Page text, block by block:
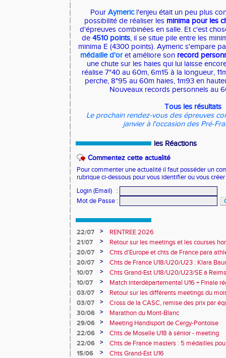
Pour Aymericl'enjeu était un peu plus
possibilité de réaliser les minima pour les
d'épreuves combinées en salle. Et c'est
de4510 points, il se situe pile entre les
minima E (4300 points). Aymeric s'empare
médaille d'or et améliore son record
une chute sur les haies qui lui laisse
réalise 7"40 au 60m, 6m15 à la longueur,
perche, 8"95 au 60m haies, 1m93 en
Nouveaux records personnels au
Tous les résultats
Le prochain rendez-vous des épreuves
janvier à l'occasion des Pré-
les Réactions
Commentez cette actualité
Pour commenter une actualité il faut posséder un
rubrique ci-dessous pour vous identifier ou vous
Login (Email)
:
Mot de Passe :
22/07 >
RENTREE 2026
21/07
>
Retour sur les meetings et les courses
20/07
>
Chts d'Europe et chts de France para
champion d'Europe et multiples
20/07 >
Chts de France U18/U20/U23 : Klara
10e
10/07 >
Chts Grand-Est U18/U20/U23/SE à
10/07
>
Match interdépartemental U16 + Finale
Obernai
03/07 >
Retour sur les différents meetings du
03/07
>
Cross de la CASC, remise des prix par
collèges
30/06 >
Marathon du Mont-Blanc
29/06
>
Meeting Handisport de Cergy-Pontoise
22/06
>
Chts de Moselle U18 à sénior - meeting
22/06
>
Chts de France masters : 5 médailles
15/06
>
Chts Grand-Est U16